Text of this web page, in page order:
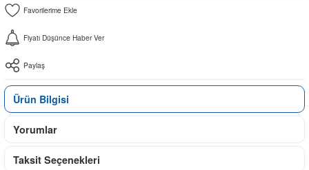
Fiyatı Düşünce Haber Ver
Paylaş
Ürün Bilgisi
Yorumlar
Taksit Seçenekleri